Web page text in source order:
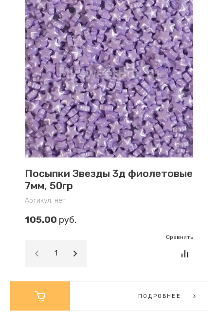
Посыпки Звезды 3д фиолетовые
7мм, 50гр
Артикул: нет
105.00 руб.
Сравнить
ПОДРОБНЕЕ